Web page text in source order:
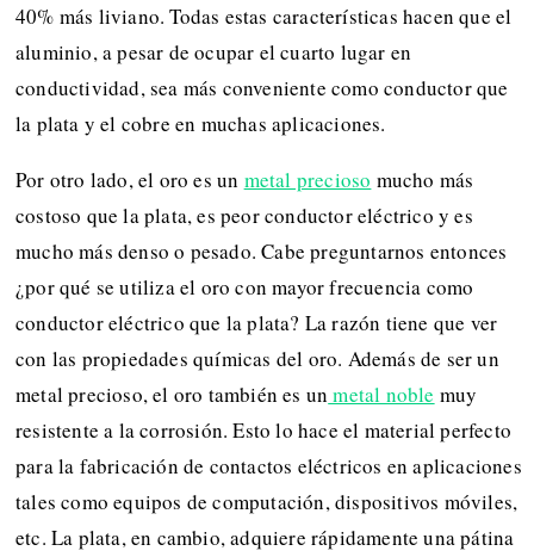
40% más liviano. Todas estas características hacen que el
aluminio, a pesar de ocupar el cuarto lugar en
conductividad, sea más conveniente como conductor que
la plata y el cobre en muchas aplicaciones.
Por otro lado, el oro es un metal precioso mucho más
costoso que la plata, es peor conductor eléctrico y es
mucho más denso o pesado. Cabe preguntarnos entonces
¿por qué se utiliza el oro con mayor frecuencia como
conductor eléctrico que la plata? La razón tiene que ver
con las propiedades químicas del oro. Además de ser un
metal precioso, el oro también es un metal noble muy
resistente a la corrosión. Esto lo hace el material perfecto
para la fabricación de contactos eléctricos en aplicaciones
tales como equipos de computación, dispositivos móviles,
etc. La plata, en cambio, adquiere rápidamente una pátina